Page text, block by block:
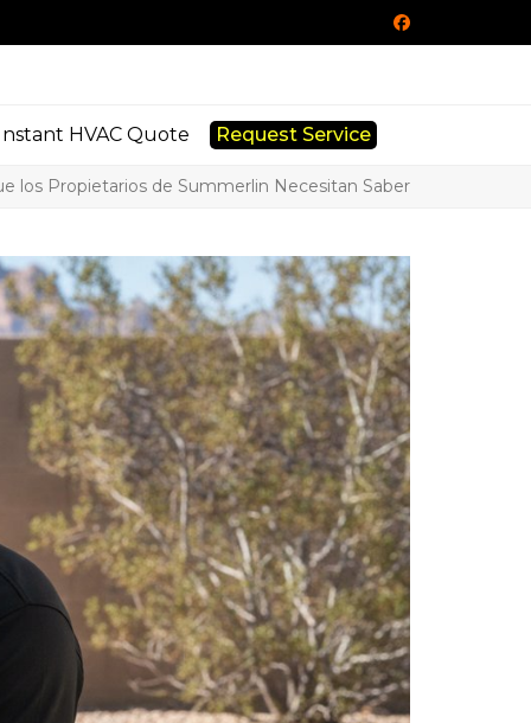
Facebook
HVAC Quote Request Service
los Propietarios de Summerlin Necesitan Saber